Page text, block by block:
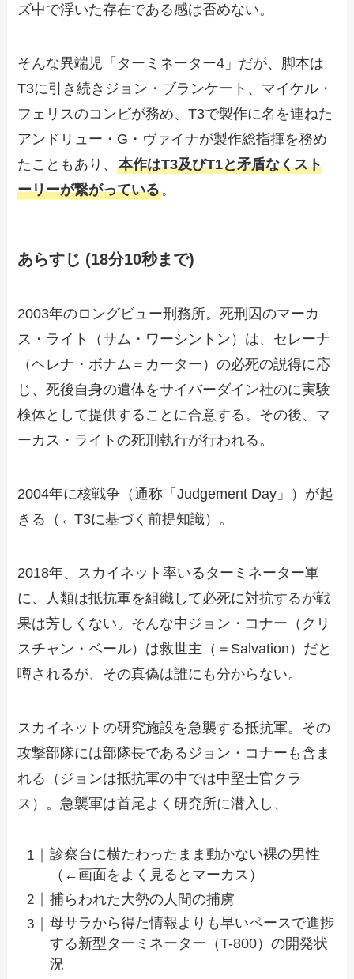
ズ中で浮いた存在である感は否めない。
そんな異端児「ターミネーター4」だが、脚本は
T3に引き続きジョン・ブランケート、マイケル・
フェリスのコンビが務め、T3で製作に名を連ねた
アンドリュー・G・ヴァイナが製作総指揮を務め
たこともあり、本作はT3及びT1と矛盾なくスト
ーリーが繋がっている。
あらすじ (18分10秒まで)
2003年のロングビュー刑務所。死刑囚のマーカ
ス・ライト（サム・ワーシントン）は、セレーナ
（ヘレナ・ボナム＝カーター）の必死の説得に応
じ、死後自身の遺体をサイバーダイン社のに実験
検体として提供することに合意する。その後、マ
ーカス・ライトの死刑執行が行われる。
2004年に核戦争（通称「Judgement Day」）が起
きる（←T3に基づく前提知識）。
2018年、スカイネット率いるターミネーター軍
に、人類は抵抗軍を組織して必死に対抗するが戦
果は芳しくない。そんな中ジョン・コナー（クリ
スチャン・ベール）は救世主（＝Salvation）だと
噂されるが、その真偽は誰にも分からない。
スカイネットの研究施設を急襲する抵抗軍。その
攻撃部隊には部隊長であるジョン・コナーも含ま
れる（ジョンは抵抗軍の中では中堅士官クラ
ス）。急襲軍は首尾よく研究所に潜入し、
診察台に横たわったまま動かない裸の男性
（←画面をよく見るとマーカス）
捕らわれた大勢の人間の捕虜
母サラから得た情報よりも早いペースで進捗
する新型ターミネーター（T-800）の開発状
況